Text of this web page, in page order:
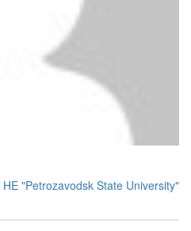
HE "Petrozavodsk State University"